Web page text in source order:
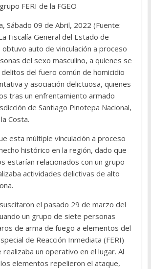
FERI de la FGEO
Sábado 09 de Abril, 2022 (Fuente:
Fiscalía General del Estado de
obtuvo auto de vinculación a proceso
del sexo masculino, a quienes se
del fuero común de homicidio
y asociación delictuosa, quienes
tras un enfrentamiento armado
de Santiago Pinotepa Nacional,
Costa.
esta múltiple vinculación a proceso
histórico en la región, dado que
estarían relacionados con un grupo
actividades delictivas de alto
el pasado 29 de marzo del
un grupo de siete personas
de arma de fuego a elementos del
de Reacción Inmediata (FERI)
realizaba un operativo en el lugar. Al
elementos repelieron el ataque,